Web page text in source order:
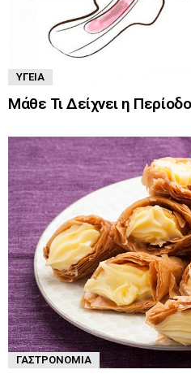
ΥΓΕΊΑ
Μάθε Τι Δείχνει η
ΓΑΣΤΡΟΝΟΜΊΑ